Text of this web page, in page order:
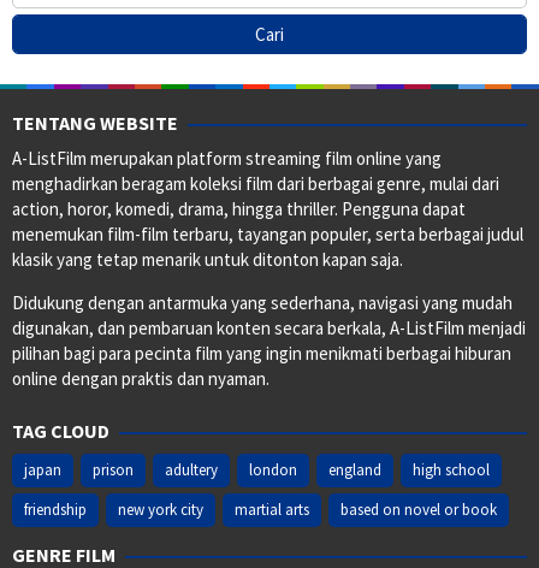
TENTANG WEBSITE
A-ListFilm merupakan platform streaming film online yang
menghadirkan beragam koleksi film dari berbagai genre, mulai dari
action, horor, komedi, drama, hingga thriller. Pengguna dapat
menemukan film-film terbaru, tayangan populer, serta berbagai judul
klasik yang tetap menarik untuk ditonton kapan saja.
Didukung dengan antarmuka yang sederhana, navigasi yang mudah
digunakan, dan pembaruan konten secara berkala, A-ListFilm menjadi
pilihan bagi para pecinta film yang ingin menikmati berbagai hiburan
online dengan praktis dan nyaman.
TAG CLOUD
japan prison adultery london england
high school
friendship
new york city martial arts based on novel or book
GENRE FILM